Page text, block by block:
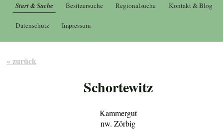
Start & Suche Besitzersuche Regionalsuche Kontakt & Blog
Datenschutz Impressum
« zurück
Schortewitz
Kammergut
nw. Zörbig